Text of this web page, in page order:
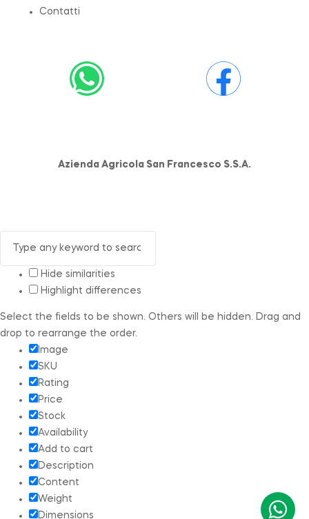
Contatti
Azienda Agricola San Francesco S.S.A.
Hide similarities
Highlight differences
Select the fields to be shown. Others will be hidden. Drag and
drop to rearrange the order.
Image
SKU
Rating
Price
Stock
Availability
Add to cart
Description
Content
Weight
Dimensions